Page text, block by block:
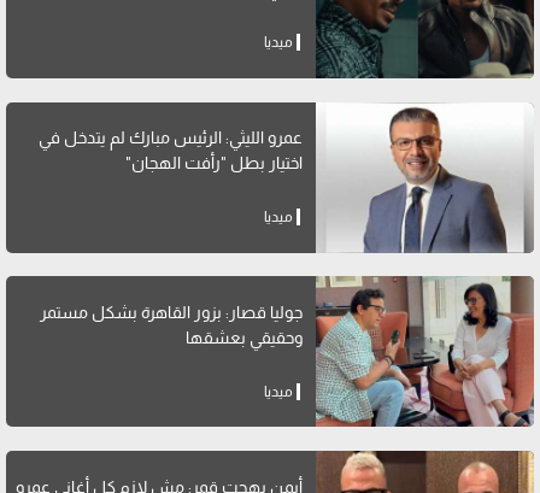
ميديا
عمرو الليثي: الرئيس مبارك لم يتدخل في
اختيار بطل "رأفت الهجان"
ميديا
جوليا قصار: بزور القاهرة بشكل مستمر
وحقيقي بعشقها
ميديا
أيمن بهجت قمر: مش لازم كل أغاني عمرو